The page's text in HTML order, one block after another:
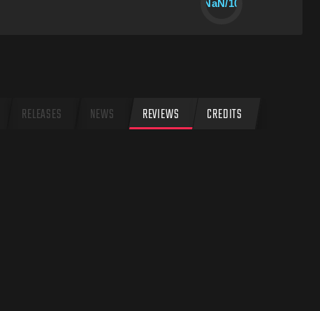
NaN/10
RELEASES NEWS REVIEWS CREDITS